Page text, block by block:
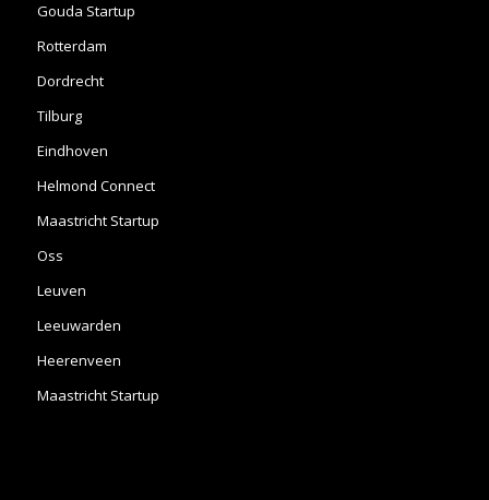
Gouda Startup
Rotterdam
Dordrecht
Tilburg
Eindhoven
Helmond Connect
Maastricht Startup
Oss
Leuven
Leeuwarden
Heerenveen
Maastricht Startup